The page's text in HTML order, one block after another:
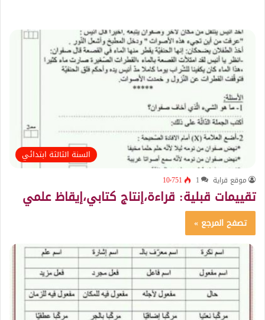
السنة الثالثة ابتدائي
موقع قراية 1 10٬751
تقييمات قبلية: قراءة،إنتاج كتابي،إيقاظ علمي
تصفح المرجع »